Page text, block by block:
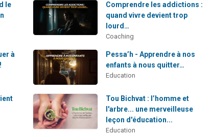
le
Comprendre les addictions :
quand vivre devient trop
lourd…
Coaching
à
Pessa’h - Apprendre à nos
enfants à nous quitter…
Education
Tou Bichvat : l’homme et
l'arbre... une merveilleuse
leçon d'éducation...
Education